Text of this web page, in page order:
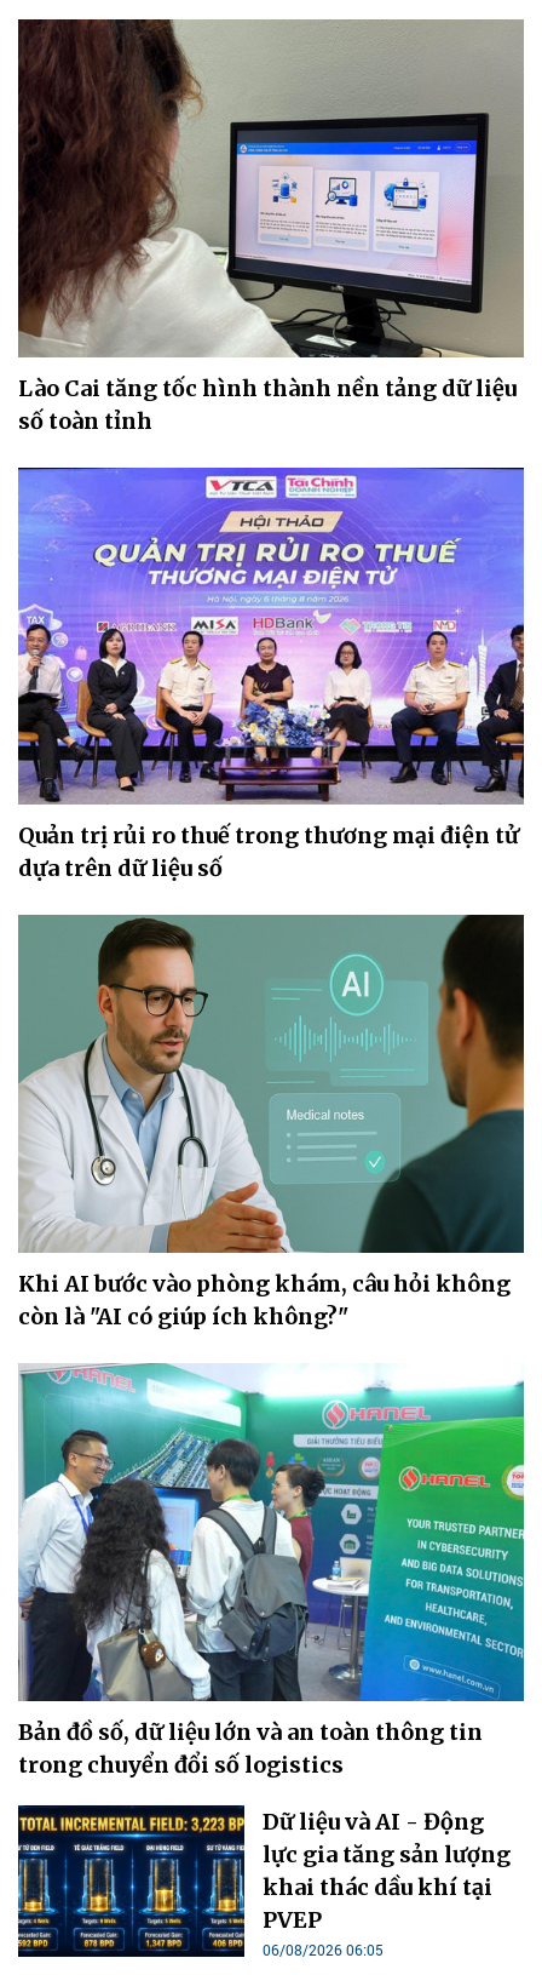
Lào Cai tăng tốc hình thành nền tảng dữ liệu
số toàn tỉnh
Quản trị rủi ro thuế trong thương mại điện tử
dựa trên dữ liệu số
Khi AI bước vào phòng khám, câu hỏi không
còn là "AI có giúp ích không?"
Bản đồ số, dữ liệu lớn và an toàn thông tin
trong chuyển đổi số logistics
Dữ liệu và AI - Động
lực gia tăng sản lượng
khai thác dầu khí tại
PVEP
06/08/2026 06:05